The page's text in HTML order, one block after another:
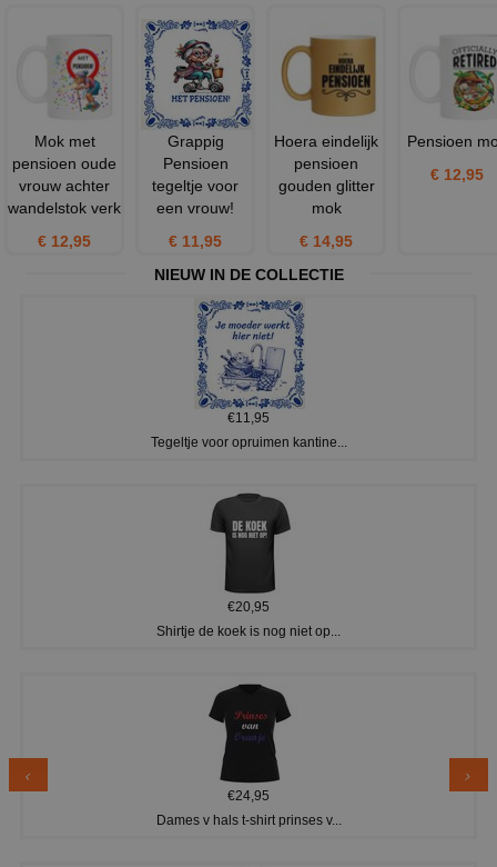
Mok met
pensioen oude
vrouw achter
wandelstok verk
€ 12,95
Grappig
Pensioen
tegeltje voor
een vrouw!
€ 11,95
Hoera eindelijk
pensioen
gouden glitter
mok
€ 14,95
Pensioen
€ 12,95
NIEUW IN DE COLLECTIE
€11,95
Tegeltje voor opruimen kantine...
€20,95
Shirtje de koek is nog niet op...
€24,95
Dames v hals t-shirt prinses v...